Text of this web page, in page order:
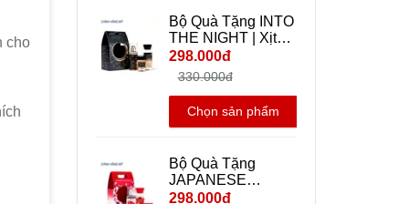
cho
Bộ Quà Tặng INTO
THE NIGHT | Xịt
Thơm Body Mist +
Dưỡng Thể + Gel
Travel size - Bath
And Body Works |
298.000đ
330.000đ
Chọn sản phẩm
Bộ Quà Tặng
JAPANESE
CHERRY
298.000đ